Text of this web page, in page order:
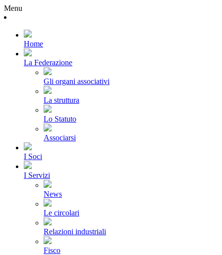
Menu
Home
La Federazione
Gli organi associativi
La struttura
Lo Statuto
Associarsi
I Soci
I Servizi
News
Le circolari
Relazioni industriali
Fisco